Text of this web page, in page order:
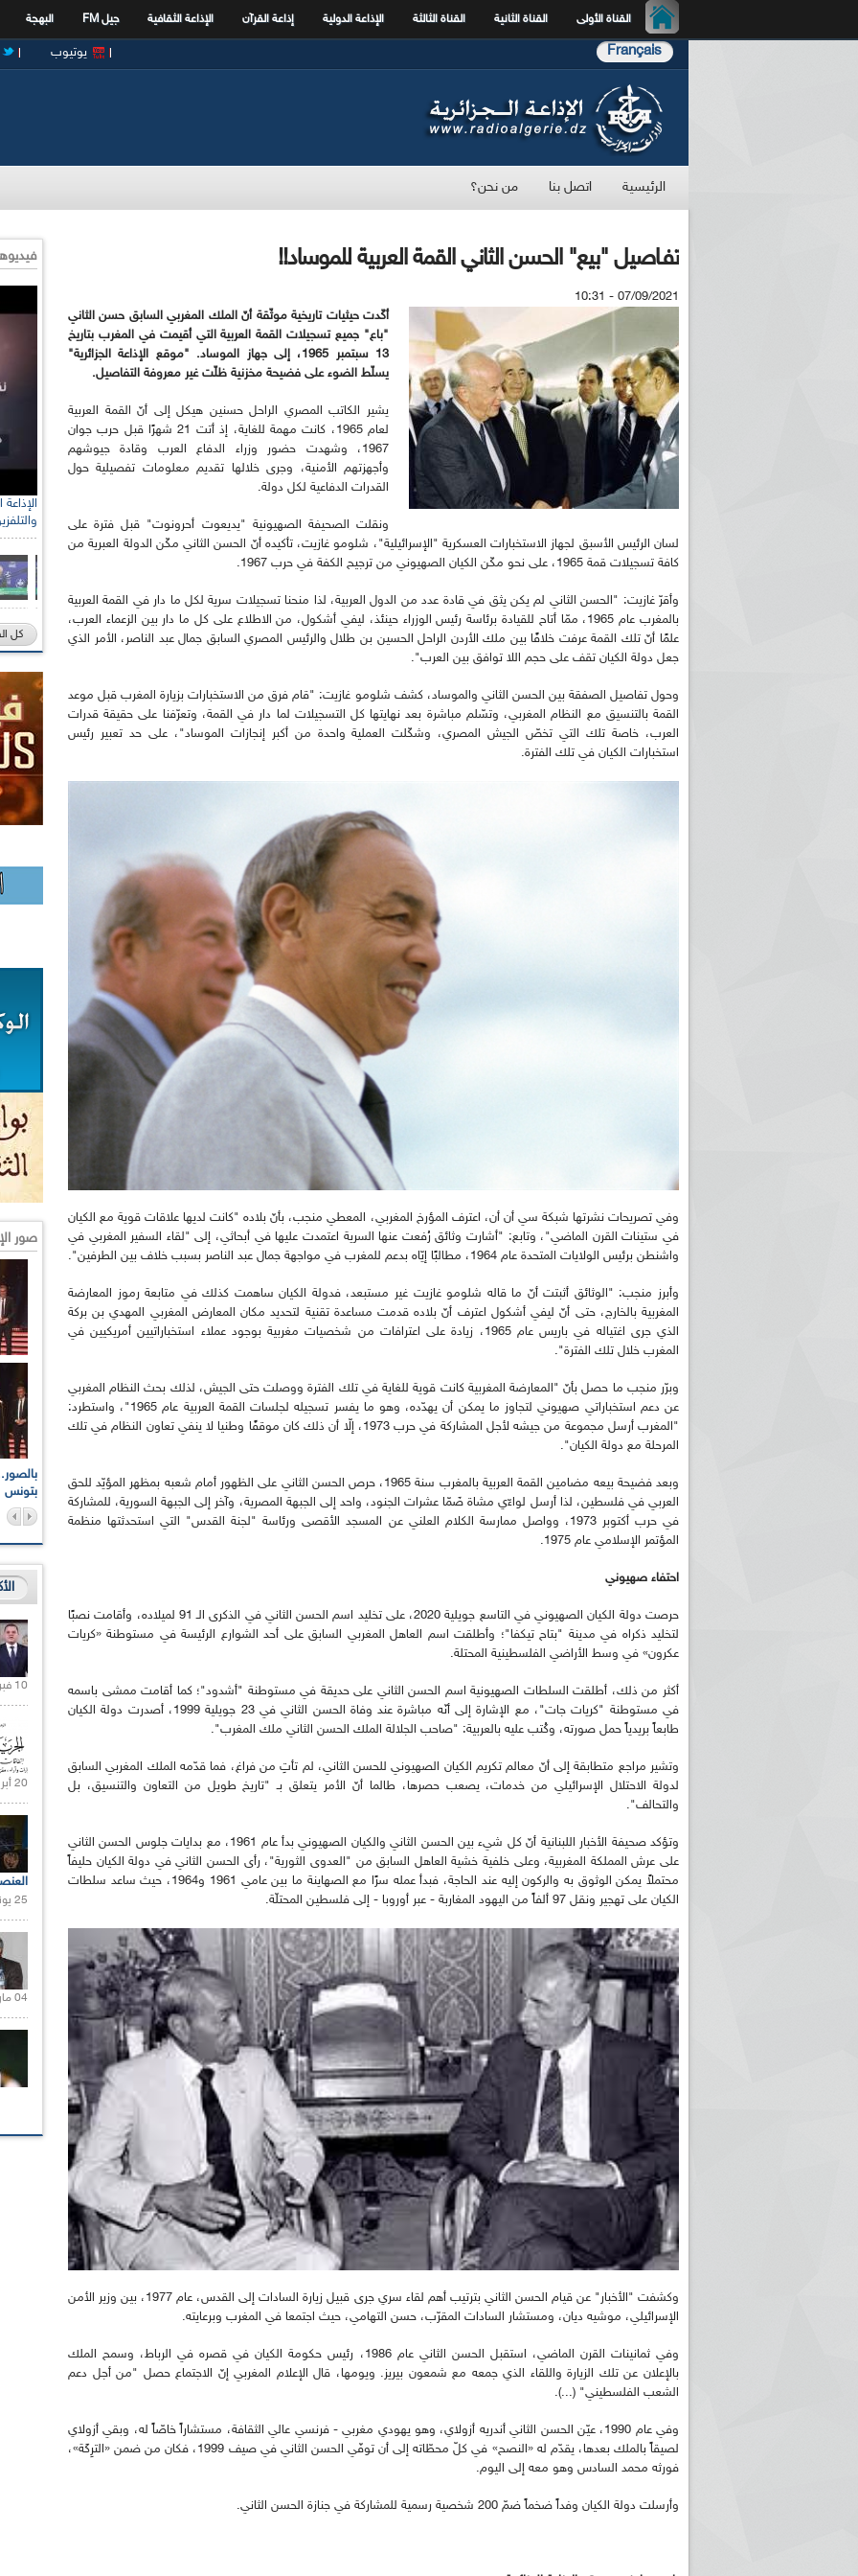
القناة الأولى القناة الثانية القناة الثالثة الإذاعة الدولية إذاعة القرآن الإذاعة الثقافية جيل FM البهجة
Français يوتيوب
الرئيسية اتصل بنا من نحن؟
تفـاصيل "بيع" الحسن الثاني القمة العربية للموساد!!
07/09/2021 - 10:31
أكّدت حيثيات تاريخية موثّقة أنّ الملك المغربي السابق حسن الثاني
"باع" جميع تسجيلات القمة العربية التي أقيمت في المغرب بتاريخ
13 سبتمبر 1965، إلى جهاز الموساد. "موقع الإذاعة الجزائرية"
يسلّط الضوء على فضيحة مخزنية ظلّت غير معروفة التفاصيل.
يشير الكاتب المصري الراحل حسنين هيكل إلى أنّ القمة العربية
لعام 1965، كانت مهمة للغاية، إذ أتت 21 شهرًا قبل حرب جوان
1967، وشهدت حضور وزراء الدفاع العرب وقادة جيوشهم
وأجهزتهم الأمنية، وجرى خلالها تقديم معلومات تفصيلية حول
القدرات الدفاعية لكل دولة.
ونقلت الصحيفة الصهيونية "يديعوت أحرونوت" قبل فترة على
لسان الرئيس الأسبق لجهاز الاستخبارات العسكرية "الإسرائيلية"، شلومو غازيت، تأكيده أنّ الحسن الثاني مكّن الدولة العبرية من
كافة تسجيلات قمة 1965، على نحو مكّن الكيان الصهيوني من ترجيح الكفة في حرب 1967.
وأقرّ غازيت: "الحسن الثاني لم يكن يثق في قادة عدد من الدول العربية، لذا منحنا تسجيلات سرية لكل ما دار في القمة العربية
بالمغرب عام 1965، ممّا أتاح للقيادة برئاسة رئيس الوزراء حينئذ، ليفي أشكول، من الاطلاع على كل ما دار بين الزعماء العرب،
علمًا أنّ تلك القمة عرفت خلافًا بين ملك الأردن الراحل الحسين بن طلال والرئيس المصري السابق جمال عبد الناصر، الأمر الذي
جعل دولة الكيان تقف على حجم اللا توافق بين العرب".
وحول تفاصيل الصفقة بين الحسن الثاني والموساد، كشف شلومو غازيت: "قام فرق من الاستخبارات بزيارة المغرب قبل موعد
القمة بالتنسيق مع النظام المغربي، وتسّلم مباشرة بعد نهايتها كل التسجيلات لما دار في القمة، وتعرّفنا على حقيقة قدرات
العرب، خاصة تلك التي تخصّ الجيش المصري، وشكّلت العملية واحدة من أكبر إنجازات الموساد"، على حد تعبير رئيس
استخبارات الكيان في تلك الفترة.
وفي تصريحات نشرتها شبكة سي أن أن، اعترف المؤرخ المغربي، المعطي منجب، بأنّ بلاده "كانت لديها علاقات قوية مع الكيان
في ستينات القرن الماضي"، وتابع: "أشارت وثائق رُفعت عنها السرية اعتمدت عليها في أبحاثي، إلى "لقاء السفير المغربي في
واشنطن برئيس الولايات المتحدة عام 1964، مطالبًا إيّاه بدعم للمغرب في مواجهة جمال عبد الناصر بسبب خلاف بين الطرفين".
وأبرز منجب: "الوثائق أثبتت أنّ ما قاله شلومو غازيت غير مستبعد، فدولة الكيان ساهمت كذلك في متابعة رموز المعارضة
المغربية بالخارج، حتى أنّ ليفي أشكول اعترف أنّ بلاده قدمت مساعدة تقنية لتحديد مكان المعارض المغربي المهدي بن بركة
الذي جرى اغتياله في باريس عام 1965، زيادة على اعترافات من شخصيات مغربية بوجود عملاء استخباراتيين أمريكيين في
المغرب خلال تلك الفترة".
وبرّر منجب ما حصل بأنّ "المعارضة المغربية كانت قوية للغاية في تلك الفترة ووصلت حتى الجيش، لذلك بحث النظام المغربي
عن دعم استخباراتي صهيوني لتجاوز ما يمكن أن يهدّده، وهو ما يفسر تسجيله لجلسات القمة العربية عام 1965"، واستطرد:
"المغرب أرسل مجموعة من جيشه لأجل المشاركة في حرب 1973، إلّا أن ذلك كان موقفًا وطنيا لا ينفي تعاون النظام في تلك
المرحلة مع دولة الكيان".
وبعد فضيحة بيعه مضامين القمة العربية بالمغرب سنة 1965، حرص الحسن الثاني على الظهور أمام شعبه بمظهر المؤيّد للحق
العربي في فلسطين، لذا أرسل لواءّي مشاة ضَمّا عشرات الجنود، واحد إلى الجبهة المصرية، وآخر إلى الجبهة السورية، للمشاركة
في حرب أكتوبر 1973، وواصل ممارسة الكلام العلني عن المسجد الأقصى ورئاسة "لجنة القدس" التي استحدثتها منظمة
المؤتمر الإسلامي عام 1975.
احتفاء صهيوني
حرصت دولة الكيان الصهيوني في التاسع جويلية 2020، على تخليد اسم الحسن الثاني في الذكرى الـ 91 لميلاده، وأقامت نصبًا
لتخليد ذكراه في مدينة "بتاح تيكفا"؛ وأطلقت اسم العاهل المغربي السابق على أحد الشوارع الرئيسة في مستوطنة «كريات
عكرون» في وسط الأراضي الفلسطينية المحتلة.
أكثر من ذلك، أطلقت السلطات الصهيونية اسم الحسن الثاني على حديقة في مستوطنة "أشدود"؛ كما أقامت ممشى باسمه
في مستوطنة "كريات جات"، مع الإشارة إلى أنّه مباشرة عند وفاة الحسن الثاني في 23 جويلية 1999، أصدرت دولة الكيان
طابعاً بريدياً حمل صورته، وكُتب عليه بالعربية: "صاحب الجلالة الملك الحسن الثاني ملك المغرب".
وتشير مراجع متطابقة إلى أنّ معالم تكريم الكيان الصهيوني للحسن الثاني، لم تأتِ من فراغ، فما قدّمه الملك المغربي السابق
لدولة الاحتلال الإسرائيلي من خدمات، يصعب حصرها، طالما أنّ الأمر يتعلق بـ "تاريخ طويل من التعاون والتنسيق، بل
والتحالف".
وتؤكد صحيفة الأخبار اللبنانية أنّ كل شيء بين الحسن الثاني والكيان الصهيوني بدأ عام 1961، مع بدايات جلوس الحسن الثاني
على عرش المملكة المغربية، وعلى خلفية خشية العاهل السابق من "العدوى الثورية"، رأى الحسن الثاني في دولة الكيان حليفاً
محتملاً يمكن الوثوق به والركون إليه عند الحاجة، فبدأ عمله سرًا مع الصهاينة ما بين عامي 1961 و1964، حيث ساعد سلطات
الكيان على تهجير ونقل 97 ألفاً من اليهود المغاربة - عبر أوروبا - إلى فلسطين المحتلّة.
وكشفت "الأخبار" عن قيام الحسن الثاني بترتيب أهم لقاء سري جرى قبيل زيارة السادات إلى القدس، عام 1977، بين وزير الأمن
الإسرائيلي، موشيه ديان، ومستشار السادات المقرّب، حسن التهامي، حيث اجتمعا في المغرب وبرعايته.
وفي ثمانينات القرن الماضي، استقبل الحسن الثاني عام 1986، رئيس حكومة الكيان في قصره في الرباط، وسمح الملك
بالإعلان عن تلك الزيارة واللقاء الذي جمعه مع شمعون بيريز. ويومها، قال الإعلام المغربي إنّ الاجتماع حصل "من أجل دعم
الشعب الفلسطيني" (...).
وفي عام 1990، عيّن الحسن الثاني أندريه أزولاي، وهو يهودي مغربي - فرنسي عالي الثقافة، مستشاراً خاصّاً له، وبقي أزولاي
لصيقاً بالملك بعدها، يقدّم له «النصح» في كلّ محطّاته إلى أن توفّي الحسن الثاني في صيف 1999، فكان من ضمن «الترِكَة»،
فورثه محمد السادس وهو معه إلى اليوم.
وأرسلت دولة الكيان وفداً ضخماً ضمّ 200 شخصية رسمية للمشاركة في جنازة الحسن الثاني.
رئيس
كل
صور
بتونس
الإذاعة الجزائرية تقف دقيقة صمت ترحما على أرواح شهداء
17 أكتوبر 1961
بالصور... اللقاء الوطني لمديري الإذاعات الوطنية والجهوية
حول مرافقة وتغطية الإنتخابات المحلية لـ27 نوفمبر 2021
الإذاعة الجزائرية للرياضيين البارالمبيين المتوجين
10 فبراير 2021 |
20 أبريل 2021 |
25 يونيو 2021 |
04 مارس 2020 |